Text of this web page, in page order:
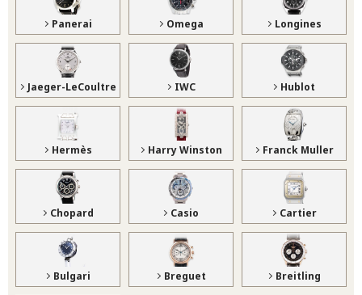
Panerai Omega Longines
Jaeger-LeCoultre IWC Hublot
Hermès Harry Winston Franck Muller
Chopard Casio Cartier
Bulgari Breguet Breitling